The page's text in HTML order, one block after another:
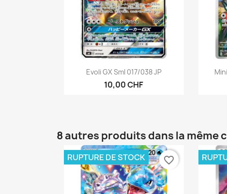
Aperçu rapide
Evoli GX SmI 017/038 JP
10,00 CHF
8 autres produits dans la même
RUPTURE DE STOCK favorite_border